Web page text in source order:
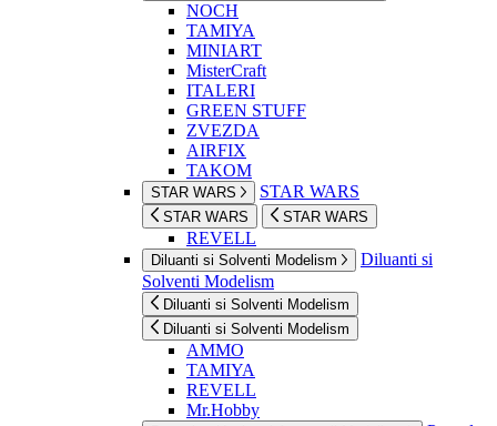
NOCH
TAMIYA
MINIART
MisterCraft
ITALERI
GREEN STUFF
ZVEZDA
AIRFIX
TAKOM
STAR WARS STAR WARS
STAR WARS STAR WARS
REVELL
Diluanti si Solventi Modelism
Diluanti si
Solventi Modelism
Diluanti si Solventi Modelism
Diluanti si Solventi Modelism
AMMO
TAMIYA
REVELL
Mr.Hobby